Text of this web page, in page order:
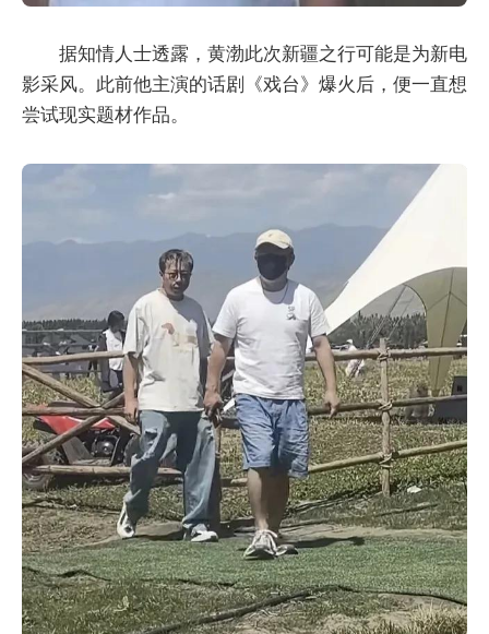
据知情人士透露，黄渤此次新疆之行可能是为新电
影采风。此前他主演的话剧《戏台》爆火后，便一直想
尝试现实题材作品。